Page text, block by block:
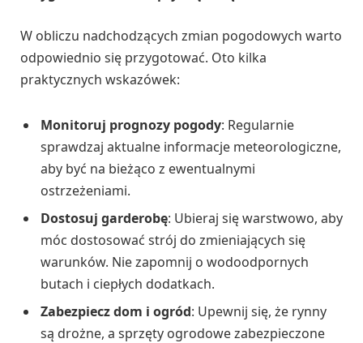
W obliczu nadchodzących zmian pogodowych warto
odpowiednio się przygotować. Oto kilka
praktycznych wskazówek:
Monitoruj prognozy pogody: Regularnie
sprawdzaj aktualne informacje meteorologiczne,
aby być na bieżąco z ewentualnymi
ostrzeżeniami.
Dostosuj garderobę: Ubieraj się warstwowo, aby
móc dostosować strój do zmieniających się
warunków. Nie zapomnij o wodoodpornych
butach i ciepłych dodatkach.
Zabezpiecz dom i ogród: Upewnij się, że rynny
są drożne, a sprzęty ogrodowe zabezpieczone